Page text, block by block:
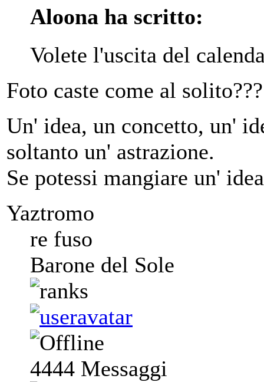
Aloona ha scritto:
Volete l'uscita del
Foto caste come al
Un' idea, un concetto, un'
soltanto un' astrazione.
Se potessi mangiare un'
Yaztromo
re fuso
Barone del Sole
4444 Messaggi